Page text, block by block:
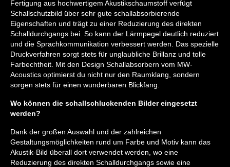
Fertigung aus hochwertigem Akustikschaumstoff verfügt
Schallschutzbild über sehr gute schallabsorbierende
Eigenschaften und trägt zu einer Reduzierung des direkten
Schalldurchgangs bei. So kann der Lärmpegel deutlich reduziert
und die Sprachkommunikation verbessert werden. Das spezielle
Druckverfahren sorgt stets für unglaubliche Brillanz und tolle
Farbechtheit. Mit den Design Schallabsorbern vom MW-
Acoustics optimierst du nicht nur den Raumklang, sondern
sorgen stets für einen wunderbaren Blickfang.
Wo können die schallschluckenden Bilder eingesetzt
werden?
Dank der großen Auswahl und der zahlreichen
Gestaltungsmöglichkeiten rund um Farbe und Motiv kann das
Akustik-Bild überall dort verwendet werden, wo eine
Reduzierung des direkten Schalldurchgangs sowie eine